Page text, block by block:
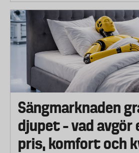
Sängmarknaden
djupet – vad avgör
pris, komfort och